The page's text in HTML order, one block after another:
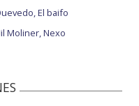
El baifo
Moliner, Nexo